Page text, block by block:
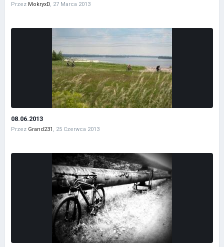
Przez MokryxD, 27 Marca 2013
08.06.2013
Przez Grand231 , 25 Czerwca 2013